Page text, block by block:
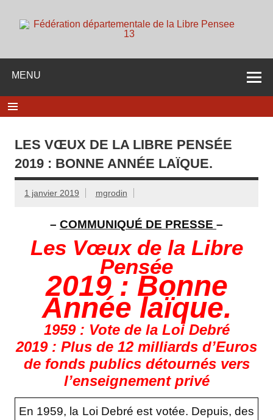
content
dieu ni maitre
MENU
LES VŒUX DE LA LIBRE PENSÉE
2019 : BONNE ANNÉE LAÏQUE.
1 janvier 2019 mgrodin
– COMMUNIQUÉ DE PRESSE –
Les Vœux de la Libre
Pensée
2019 : Bonne
Année laïque.
1959 : Vote de la Loi Debré
2019 : Plus de 12 milliards d’Euros
de fonds publics détournés vers
l’enseignement privé
En 1959, la Loi Debré est votée. Depuis, des